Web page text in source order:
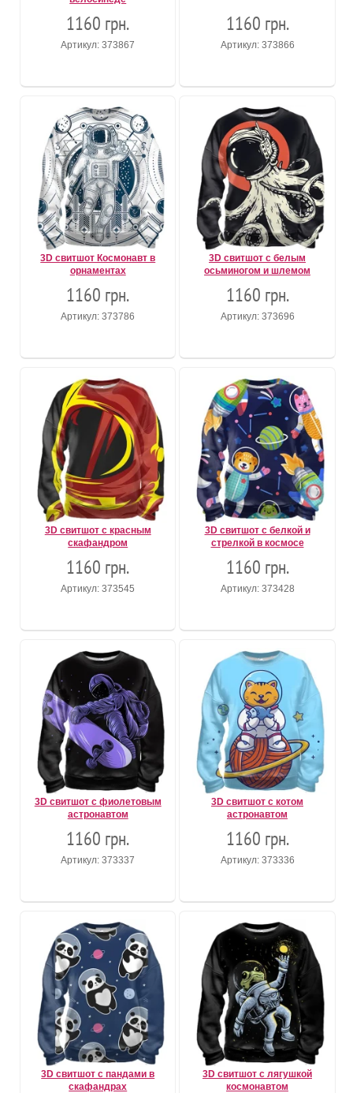
1160 грн.
Артикул: 373867
1160 грн.
Артикул: 373866
3D свитшот Космонавт в
орнаментах
1160 грн.
Артикул: 373786
3D свитшот с белым
осьминогом и шлемом
1160 грн.
Артикул: 373696
3D свитшот с красным
скафандром
1160 грн.
Артикул: 373545
3D свитшот с белкой и
стрелкой в космосе
1160 грн.
Артикул: 373428
3D свитшот с фиолетовым
астронавтом
1160 грн.
Артикул: 373337
3D свитшот с котом
астронавтом
1160 грн.
Артикул: 373336
3D свитшот с пандами в
скафандрах
3D свитшот с лягушкой
космонавтом